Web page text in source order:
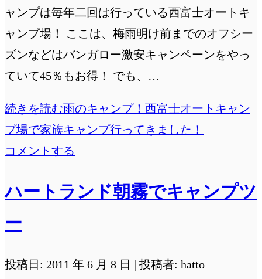
ャンプは毎年二回は行っている西富士オートキ
ャンプ場！ ここは、梅雨明け前までのオフシー
ズンなどはバンガロー激安キャンペーンをやっ
ていて45％もお得！ でも、…
続きを読む雨のキャンプ！西富士オートキャン
プ場で家族キャンプ行ってきました！
コメントする
ハートランド朝霧でキャンプツ
ー
投稿日: 2011 年 6 月 8 日 | 投稿者: hatto